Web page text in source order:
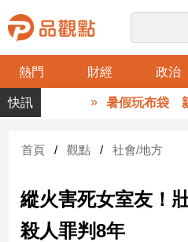
熱門 財經 政治
品
觀
財
台
財
暑假玩布袋 親
首頁 觀點 社會/地方
縱火害死女室友！
殺人罪判8年